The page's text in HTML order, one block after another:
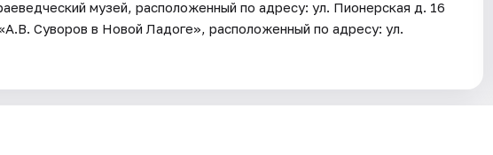
музей, расположенный по адресу: ул. Пионерская д. 16
Суворов в Новой Ладоге», расположенный по адресу: ул.